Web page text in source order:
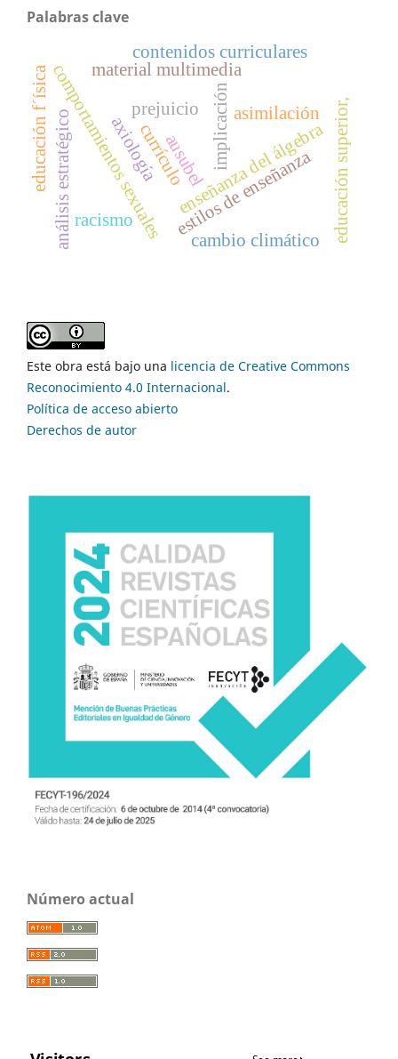
Palabras clave
currículo implicación
axiología
material multimedia
enseñanza del álgebra
comportamientos sexuales
análisis estratégico
contenidos curriculares
educación superior,
educación f´ísica
estilos de enseñanza
asimilación
racismo
prejuicio
ausubel
cambio climático
Este obra está bajo una licencia de Creative Commons
Reconocimiento 4.0 Internacional.
Política de acceso abierto
Derechos de autor
Número actual